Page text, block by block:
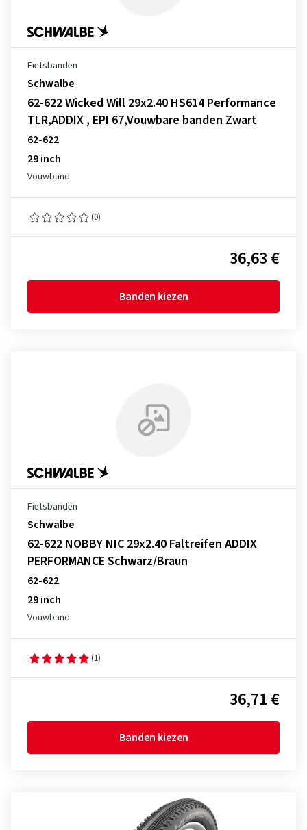
Fietsbanden
Schwalbe
62-622 Wicked Will 29x2.40 HS614 Performance
TLR,ADDIX , EPI 67,Vouwbare banden Zwart
62-622
29 inch
Vouwband
(0)
36,63 €
Banden kiezen
Fietsbanden
Schwalbe
62-622 NOBBY NIC 29x2.40 Faltreifen ADDIX
PERFORMANCE Schwarz/Braun
62-622
29 inch
Vouwband
(1)
36,71 €
Banden kiezen